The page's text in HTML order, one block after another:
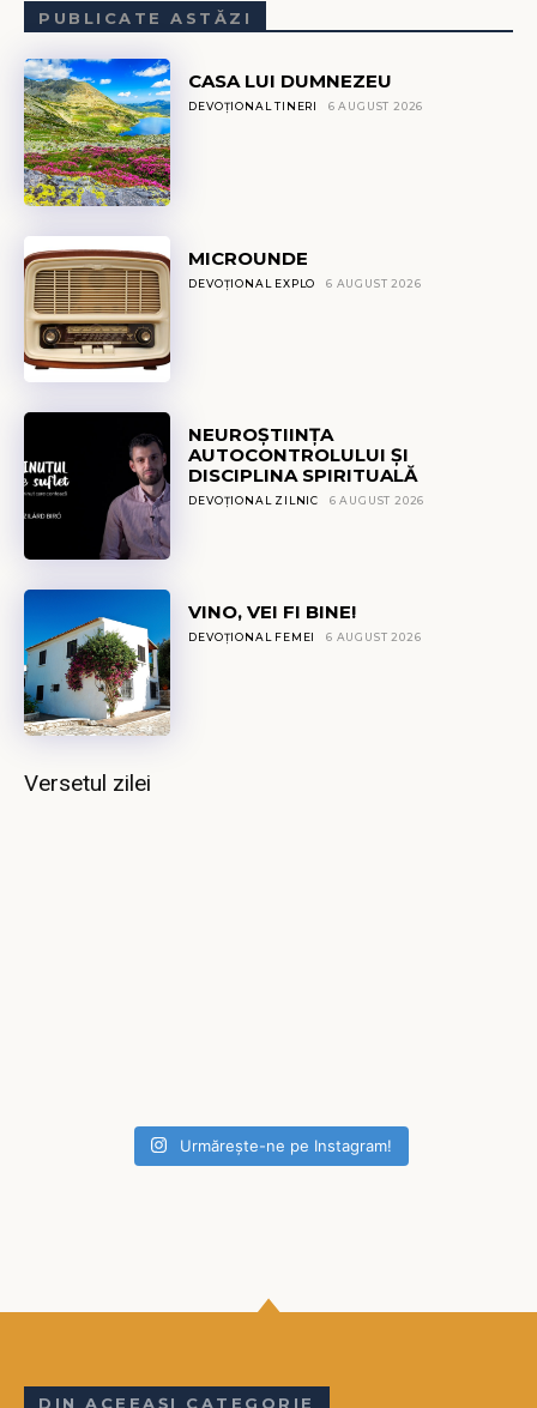
PUBLICATE ASTĂZI
CASA LUI DUMNEZEU
DEVOȚIONAL TINERI 6 AUGUST 2026
MICROUNDE
DEVOȚIONAL EXPLO 6 AUGUST 2026
NEUROȘTIINȚA
AUTOCONTROLULUI ȘI
DISCIPLINA SPIRITUALĂ
DEVOȚIONAL ZILNIC 6 AUGUST 2026
VINO, VEI FI BINE!
DEVOȚIONAL FEMEI 6 AUGUST 2026
Versetul zilei
Urmărește-ne pe Instagram!
DIN ACEEAȘI CATEGORIE